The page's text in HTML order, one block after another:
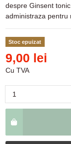
despre Ginsent
administraza pentru
Stoc epuizat
9,00 lei
Cu TVA